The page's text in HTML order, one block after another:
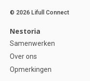
© 2026 Lifull Connect
Nestoria
Samenwerken
Over ons
Opmerkingen